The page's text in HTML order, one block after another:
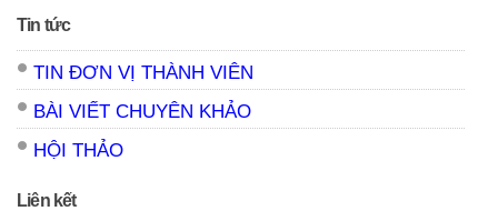
Tin tức
TIN ĐƠN VỊ THÀNH VIÊN
BÀI VIẾT CHUYÊN KHẢO
HỘI THẢO
Liên kết